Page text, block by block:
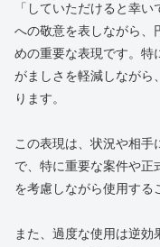
「していただけると幸
への敬意を表しながら、
めの重要な表現です。特
がましさを軽減しながら
ります。
この表現は、状況や相
で、特に重要な案件や正
を考慮しながら使用する
また、過度な使用は逆効